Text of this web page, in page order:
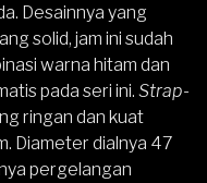
Desainnya yang
solid, jam ini sudah
warna hitam dan
pada seri ini. Strap-
ringan dan kuat
Diameter dialnya 47
pergelangan